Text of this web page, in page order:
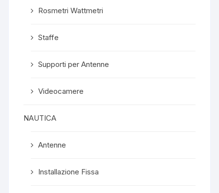
Rosmetri Wattmetri
Staffe
Supporti per Antenne
Videocamere
NAUTICA
Antenne
Installazione Fissa